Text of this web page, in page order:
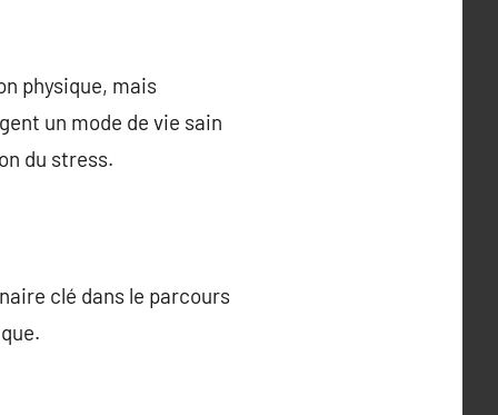
physique, mais
un mode de vie sain
du stress.
clé dans le parcours